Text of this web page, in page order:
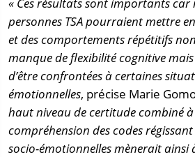
personnes TSA pourraient mettre
et des comportements répétitifs
manque de flexibilité cognitive
d’être confrontées à certaines
émotionnelles, précise Marie
haut niveau de certitude combiné
compréhension des codes
socio-émotionnelles mènerait ainsi